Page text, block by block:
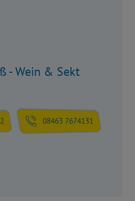
- Wein & Sekt
08463 7674131